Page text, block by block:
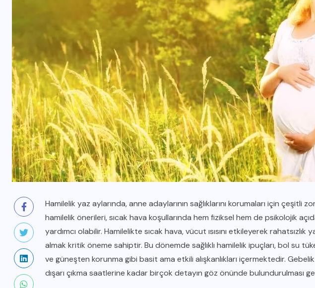
Hamilelik yaz aylarında, anne adaylarının sağlıklarını korumaları için çeşitli
hamilelik önerileri, sıcak hava koşullarında hem fiziksel hem de psikolojik
yardımcı olabilir. Hamilelikte sıcak hava, vücut ısısını etkileyerek
almak kritik öneme sahiptir. Bu dönemde sağlıklı hamilelik ipuçları, bol su
ve güneşten korunma gibi basit ama etkili alışkanlıkları içermektedir.
dışarı çıkma saatlerine kadar birçok detayın göz önünde bulundurulması
GEBELIKTE SAĞLIK VE EGZERSIZ